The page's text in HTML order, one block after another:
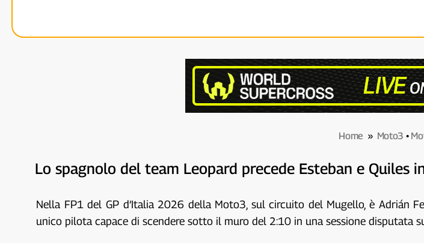
Home » Moto3 •
Lo spagnolo del team Leopard precede Esteban e Quiles
Nella FP1 del GP d’Italia 2026 della Moto3, sul circuito del Mugello, è Adrián
unico pilota capace di scendere sotto il muro del 2:10 in una sessione disputata